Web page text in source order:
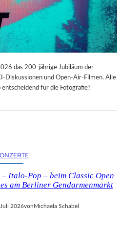
das 200-jährige Jubiläum der
Diskussionen und Open-Air-Filmen. Alle
entscheidend für die Fotografie?
Italo-Pop – beim Classic Open
am Berliner Gendarmenmarkt
2026von Michaela Schabel